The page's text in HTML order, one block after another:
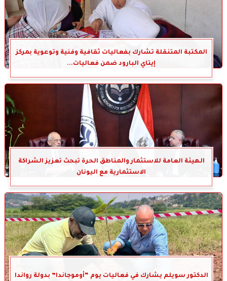
المكتبة المتنقلة تشارك بفعاليات ثقافية وفنية وتوعوية بمركز
إيتاي البارود ضمن فعاليات...
الهيئة العامة للاستثمار والمناطق الحرة تبحث تعزيز الشراكة
الاستثمارية مع اليونان
الدكتور سويلم يشارك في فعاليات يوم “أوموجاندا” بدولة رواندا